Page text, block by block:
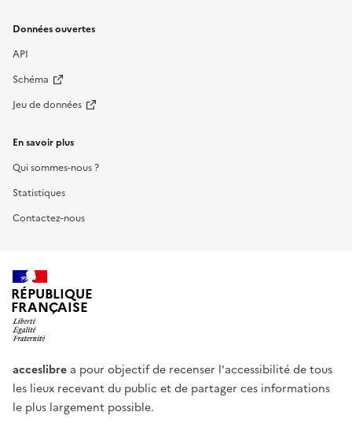
Données ouvertes
API
Schéma
Jeu de données
En savoir plus
Qui sommes-nous ?
Statistiques
Contactez-nous
RÉPUBLIQUE
FRANÇAISE
acceslibre a pour objectif de recenser l'accessibilité de tous
les lieux recevant du public et de partager ces informations
le plus largement possible.